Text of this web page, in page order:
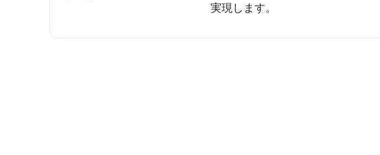
実現します。